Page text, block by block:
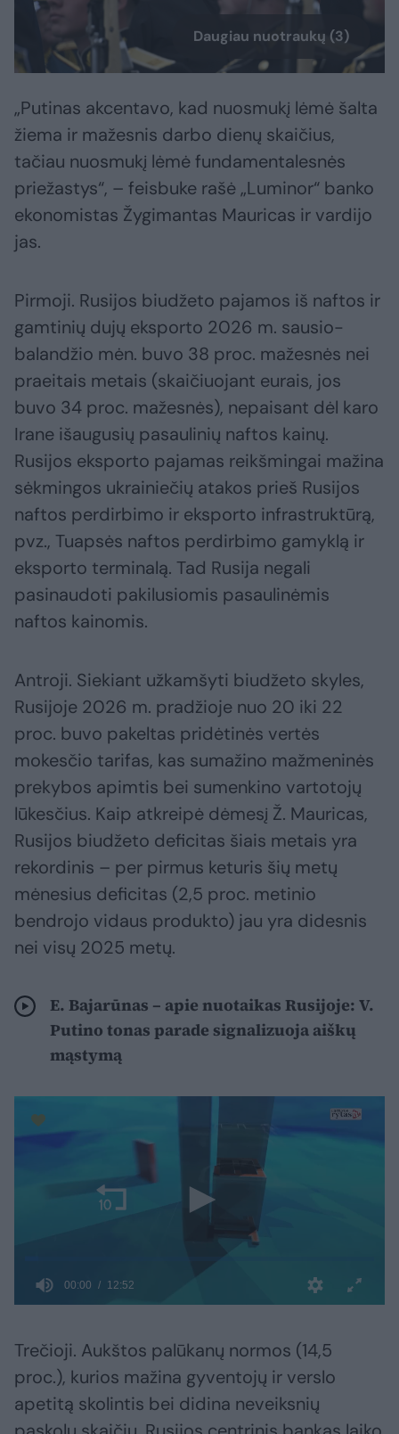
Daugiau nuotraukų (3)
„Putinas akcentavo, kad nuosmukį lėmė šalta
žiema ir mažesnis darbo dienų skaičius,
tačiau nuosmukį lėmė fundamentalesnės
priežastys“, – feisbuke rašė „Luminor“ banko
ekonomistas Žygimantas Mauricas ir vardijo
jas.
Pirmoji. Rusijos biudžeto pajamos iš naftos ir
gamtinių dujų eksporto 2026 m. sausio-
balandžio mėn. buvo 38 proc. mažesnės nei
praeitais metais (skaičiuojant eurais, jos
buvo 34 proc. mažesnės), nepaisant dėl karo
Irane išaugusių pasaulinių naftos kainų.
Rusijos eksporto pajamas reikšmingai mažina
sėkmingos ukrainiečių atakos prieš Rusijos
naftos perdirbimo ir eksporto infrastruktūrą,
pvz., Tuapsės naftos perdirbimo gamyklą ir
eksporto terminalą. Tad Rusija negali
pasinaudoti pakilusiomis pasaulinėmis
naftos kainomis.
Antroji. Siekiant užkamšyti biudžeto skyles,
Rusijoje 2026 m. pradžioje nuo 20 iki 22
proc. buvo pakeltas pridėtinės vertės
mokesčio tarifas, kas sumažino mažmeninės
prekybos apimtis bei sumenkino vartotojų
lūkesčius. Kaip atkreipė dėmesį Ž. Mauricas,
Rusijos biudžeto deficitas šiais metais yra
rekordinis – per pirmus keturis šių metų
mėnesius deficitas (2,5 proc. metinio
bendrojo vidaus produkto) jau yra didesnis
nei visų 2025 metų.
E. Bajarūnas – apie nuotaikas Rusijoje: V.
Putino tonas parade signalizuoja aiškų
mąstymą
Trečioji. Aukštos palūkanų normos (14,5
proc.), kurios mažina gyventojų ir verslo
apetitą skolintis bei didina neveiksnių